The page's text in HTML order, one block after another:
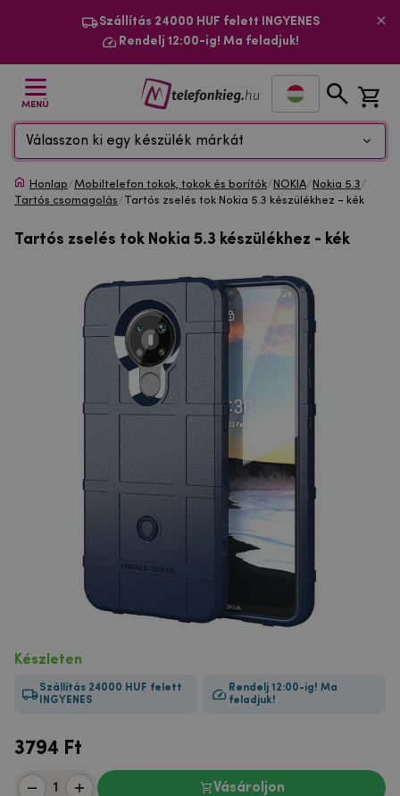
Szállítás 24000 HUF felett INGYENES
Rendelj 12:00-ig! Ma feladjuk!
MENÜ
Válasszon ki egy készülék márkát
Honlap/Mobiltelefon tokok, tokok és borítók/ NOKIA/ Nokia 5.3/
Tartós csomagolás/Tartós zselés tok Nokia 5.3 készülékhez - kék
Tartós zselés tok Nokia 5.3 készülékhez - kék
Készleten
Szállítás 24000 HUF felett
INGYENES
Rendelj 12:00-ig! Ma
feladjuk!
3794 Ft
Vásároljon